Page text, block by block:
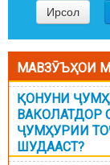
МАВЗӮЪҲОИ
ҚОНУНИ
ВАКОЛАТДОР
ҶУМҲУРИИ
ШУДААСТ?